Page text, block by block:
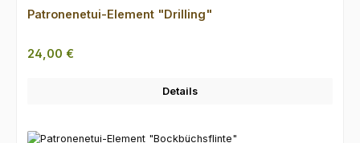
Patronenetui-Element "Drilling"
Regulärer Preis:
24,00 €
Details